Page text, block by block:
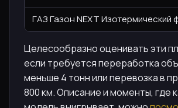
ГАЗ Газон NEXT Изотермический
Целесообразно оценивать эти
если требуется переработка
меньше 4 тонн или перевозка в
800 км. Описание и моменты, где